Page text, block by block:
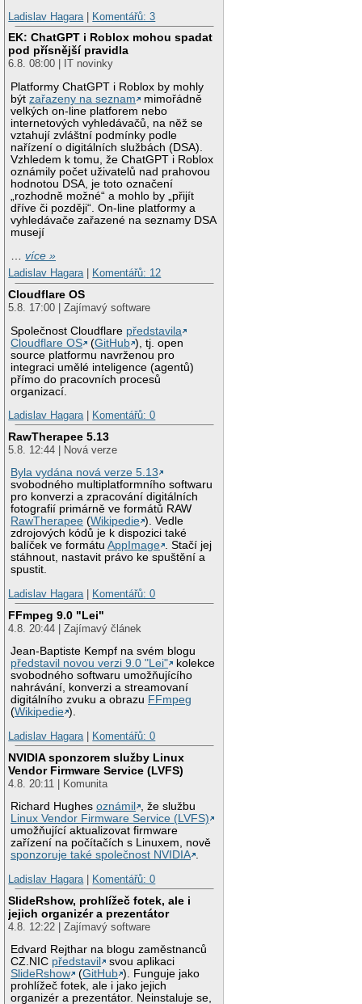
Ladislav Hagara
Komentářů: 3
EK: ChatGPT i Roblox mohou spadat
pod přísnější pravidla
6.8. 08:00 | IT novinky
Platformy ChatGPT i Roblox by mohly
býtzařazeny na seznam
mimořádně
velkých on-line platforem nebo
internetových vyhledávačů, na něž se
vztahují zvláštní podmínky podle
nařízení o digitálních službách (DSA).
Vzhledem k tomu, že ChatGPT i Roblox
oznámily počet uživatelů nad prahovou
hodnotou DSA, je toto označení
„rozhodně možné“ a mohlo by „přijít
dříve či později“. On-line platformy a
vyhledávače zařazené na seznamy DSA
musejí
…více »
Ladislav Hagara| Komentářů: 12
Cloudflare OS
5.8. 17:00 | Zajímavý software
Společnost Cloudflare představila
Cloudflare OS
(GitHub ), tj. open
source platformu navrženou pro
integraci umělé inteligence (agentů)
přímo do pracovních procesů
organizací.
Ladislav Hagara| Komentářů: 0
RawTherapee 5.13
5.8. 12:44 | Nová verze
Byla vydána nová verze 5.13
svobodného multiplatformního softwaru
pro konverzi a zpracování digitálních
fotografií primárně ve formátů RAW
RawTherapee (Wikipedie ). Vedle
zdrojových kódů je k dispozici také
balíček ve formátuAppImage . Stačí jej
stáhnout, nastavit právo ke spuštění a
spustit.
Ladislav Hagara| Komentářů: 0
FFmpeg 9.0 "Lei"
4.8. 20:44 | Zajímavý článek
Jean-Baptiste Kempf na svém blogu
představil novou verzi 9.0 "Lei"
kolekce
svobodného softwaru umožňujícího
nahrávání, konverzi a streamovaní
digitálního zvuku a obrazu FFmpeg
(Wikipedie ).
Ladislav Hagara| Komentářů: 0
NVIDIA sponzorem služby Linux
Vendor Firmware Service (LVFS)
4.8. 20:11 | Komunita
Richard Hughesoznámil
, že službu
Linux Vendor Firmware Service (LVFS)
umožňující aktualizovat firmware
zařízení na počítačích s Linuxem, nově
sponzoruje také společnost NVIDIA .
Ladislav Hagara| Komentářů: 0
SlideRshow, prohlížeč fotek, ale i
jejich organizér a prezentátor
4.8. 12:22 | Zajímavý software
Edvard Rejthar na blogu zaměstnanců
CZ.NIC představil
svou aplikaci
SlideRshow
(GitHub ). Funguje jako
prohlížeč fotek, ale i jako jejich
organizér a prezentátor. Neinstaluje se,